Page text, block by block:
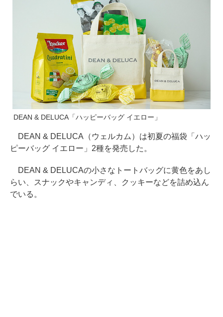
DEAN & DELUCA「ハッピーバッグ イエロー」
DEAN & DELUCA（ウェルカム）は初夏の福袋「ハッ
ピーバッグ イエロー」2種を発売した。
DEAN & DELUCAの小さなトートバッグに黄色をあし
らい、スナックやキャンディ、クッキーなどを詰め込ん
でいる。